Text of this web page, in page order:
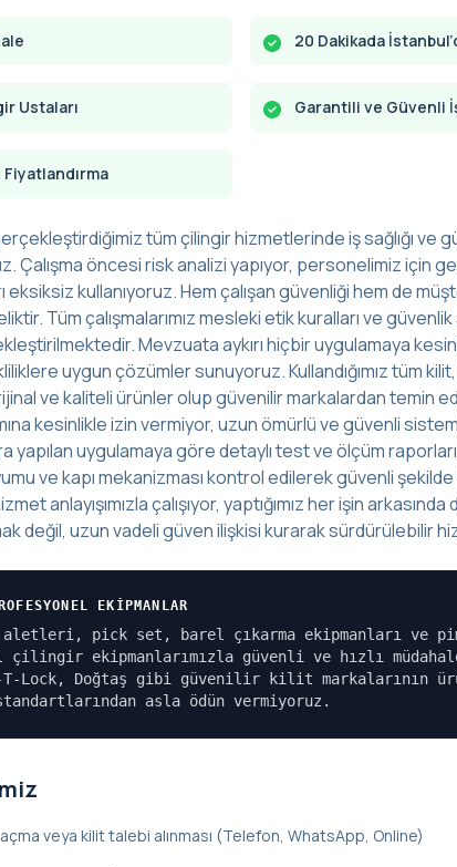
20 Dakikada
Ustaları Garantili ve Güvenli
tüm çilingir hizmetlerinde iş sağlığı ve
Çalışma öncesi risk analizi yapıyor, personelimiz için
eksiksiz kullanıyoruz. Hem çalışan güvenliği hem de
Tüm çalışmalarımız mesleki etik kuralları ve
Mevzuata aykırı hiçbir uygulamaya
uygun çözümler sunuyoruz. Kullandığımız tüm
ve kaliteli ürünler olup güvenilir markalardan temin
kesinlikle izin vermiyor, uzun ömürlü ve güvenli
yapılan uygulamaya göre detaylı test ve ölçüm
ve kapı mekanizması kontrol edilerek güvenli
anlayışımızla çalışıyor, yaptığımız her işin
değil, uzun vadeli güven ilişkisi kurarak sürdürülebilir
EKIPMANLAR
pick set, barel çıkarma ekipmanları ve
ekipmanlarımızla güvenli ve hızlı
T-Lock, Doğtaş gibi güvenilir kilit markalarının
asla ödün vermiyoruz.
veya kilit talebi alınması (Telefon, WhatsApp, Online)